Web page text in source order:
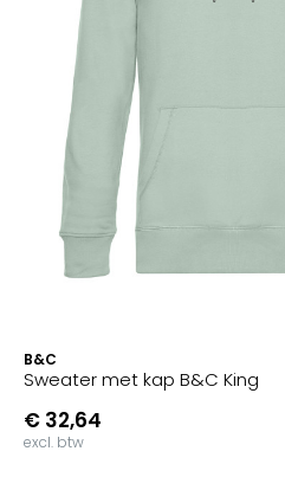
B&C
Sweater met kap B&C King
€ 32,64
excl. btw